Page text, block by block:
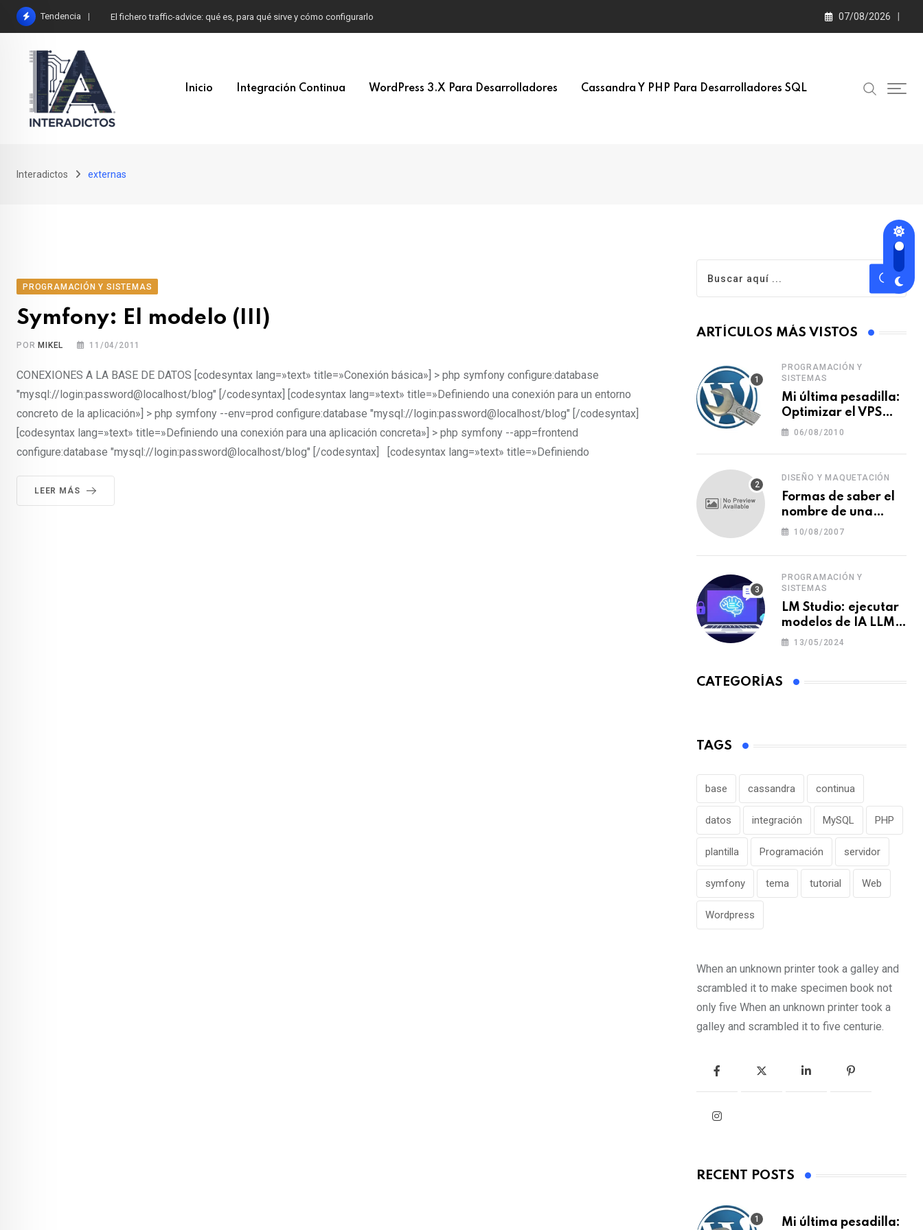
Skip
content
Tendencia El fichero traffic-advice: qué es, para qué sirve y cómo configurarlo 07/08/2026
Inicio Integración Continua WordPress 3.x Para Desarrolladores Cassandra Y PHP Para Desarrolladores SQL
Interadictos externas
PROGRAMACIÓN Y SISTEMAS
Symfony: El modelo (III)
POR MIKEL 11/04/2011
CONEXIONES A LA BASE DE DATOS [codesyntax lang=»text» title=»Conexión básica»] > php symfony configure:database
"mysql://login:password@localhost/blog" [/codesyntax] [codesyntax lang=»text» title=»Definiendo una conexión para un entorno
concreto de la aplicación»] > php symfony --env=prod configure:database "mysql://login:password@localhost/blog" [/codesyntax]
[codesyntax lang=»text» title=»Definiendo una conexión para una aplicación concreta»] > php symfony --app=frontend
configure:database "mysql://login:password@localhost/blog" [/codesyntax] [codesyntax lang=»text» title=»Definiendo
LEER MÁS
ARTÍCULOS MÁS VISTOS
PROGRAMACIÓN Y
SISTEMAS
Mi última pesadilla:
Optimizar el VPS
para WordPress
06/08/2010
DISEÑO Y MAQUETACIÓN
Formas de saber el
nombre de una
tipografía (o una
letra)
10/08/2007
PROGRAMACIÓN Y
SISTEMAS
LM Studio: ejecutar
modelos de IA LLM
en un portátil o pc y
13/05/2024
CATEGORÍAS
TAGS
base cassandra continua
datos integración MySQL PHP
plantilla Programación servidor
symfony tema tutorial Web
Wordpress
When an unknown printer took a galley and
scrambled it to make specimen book not
only five When an unknown printer took a
galley and scrambled it to five centurie.
RECENT POSTS
Mi última pesadilla: